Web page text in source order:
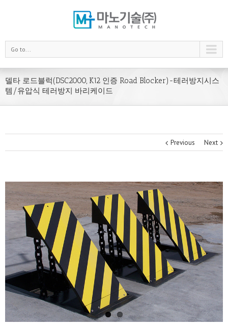
Go to...
델타 로드블럭(DSC2000, K12 인증 Road Blocker)-테러방지시스
템/유압식 테러방지 바리케이드
Previous Next